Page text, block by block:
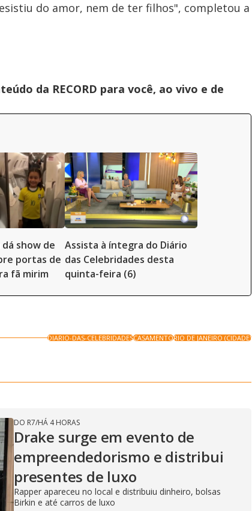
do amor, nem de ter filhos", completou a
da RECORD para você, ao vivo e de
show de
portas de
fã mirim
Assista à íntegra do Diário
das Celebridades desta
quinta-feira (6)
DIARIO-DAS-CELEBRIDADESCASAMENTORIO DE JANEIRO (CIDADE)
DO R7/HÁ 4 HORAS
Drake surge em evento de
empreendedorismo e distribui
presentes de luxo
Rapper apareceu no local e distribuiu dinheiro, bolsas
Birkin e até carros de luxo